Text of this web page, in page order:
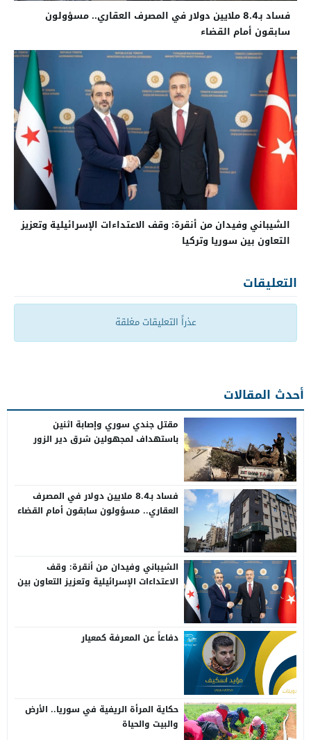
فساد بـ8.4 ملايين دولار في المصرف العقاري.. مسؤولون
سابقون أمام القضاء
الشيباني وفيدان من أنقرة: وقف الاعتداءات الإسرائيلية وتعزيز
التعاون بين سوريا وتركيا
التعليقات
عذراً التعليقات مغلقة
أحدث المقالات
مقتل جندي سوري وإصابة اثنين
باستهداف لمجهولين شرق دير الزور
فساد بـ8.4 ملايين دولار في المصرف
العقاري.. مسؤولون سابقون أمام القضاء
الشيباني وفيدان من أنقرة: وقف
الاعتداءات الإسرائيلية وتعزيز التعاون بين
دفاعاً عن المعرفة كمعيار
حكاية المرأة الريفية في سوريا.. الأرض
والبيت والحياة